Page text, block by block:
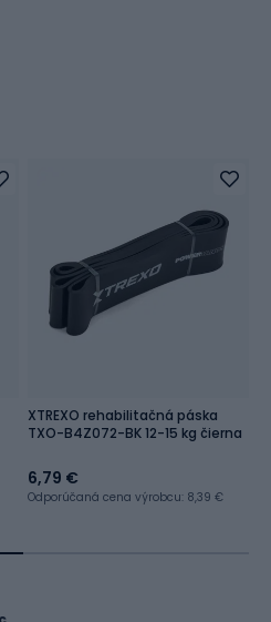
XTREXO rehabilitačná páska
TXO-B4Z072-BK 12-15 kg čierna
6,79 €
Odporúčaná cena výrobcu: 8,39 €